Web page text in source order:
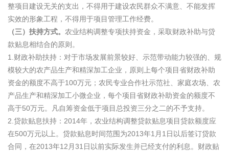
整项目建设无关的支出，不得用于建设农民群众不满意、不能发挥
实效的形象工程，不得用于项目管理工作经费。
（三）扶持方式。 农业结构调整专项扶持资金，采取财政补助与贷
款贴息相结合的原则。
1.财政补助扶持：对于市场发展前景较好、示范带动能力较强的、规
模较大的农产品生产和精深加工企业，原则上每个项目省财政补助
资金的额度不高于100万元；农民专业合作社示范社、家庭农场、农
产品生产和精深加工小微企业，每个项目省财政补助资金的额度不
高于50万元。凡自筹资金低于项目总投资三分之二的不予支持。
2.贷款贴息扶持：2014年，农业结构调整贷款贴息项目贷款额度应
在500万元以上。贷款贴息时间范围为2013年1月1日以后签订贷款
合同，在2013年12月31日以前实际发生并已经支付的利息。财政贴